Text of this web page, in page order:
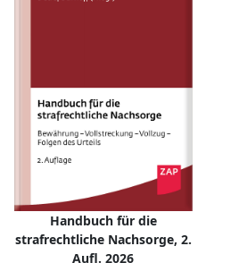
Handbuch für die
strafrechtliche Nachsorge, 2.
Aufl. 2026